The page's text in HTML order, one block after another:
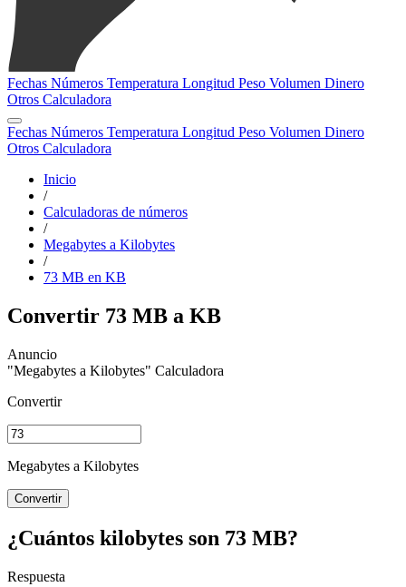
Fechas Números Temperatura Longitud Peso Volumen Dinero
Otros Calculadora
Fechas Números Temperatura Longitud Peso Volumen Dinero
Otros Calculadora
Inicio
/
Calculadoras de números
/
Megabytes a Kilobytes
/
73 MB en KB
Convertir 73 MB a KB
"Megabytes a Kilobytes" Calculadora
Convertir
Megabytes a Kilobytes
Convertir
¿Cuántos kilobytes son 73 MB?
Respuesta